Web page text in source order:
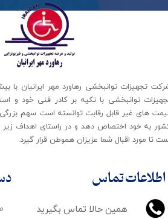
اطلاعات تماس
همین حالا تماس بگیرید
توانبخشی با تکیه بر کادر فنی خود و
های غیر قابل رقابت توانسته است سهم بزرگی
به خود اختصاص دهد و در راستای اهداف زیر
تا مورد اقبال شما عزیزان هموطن قرار گیرد​​​​​​​.